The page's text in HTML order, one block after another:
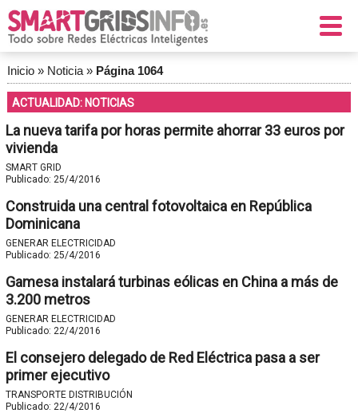
Inicio» Noticia» Página 1064
ACTUALIDAD: NOTICIAS
La nueva tarifa por horas permite ahorrar 33 euros por
vivienda
SMART GRID
Publicado: 25/4/2016
Construida una central fotovoltaica en República
Dominicana
GENERAR ELECTRICIDAD
Publicado: 25/4/2016
Gamesa instalará turbinas eólicas en China a más de
3.200 metros
GENERAR ELECTRICIDAD
Publicado: 22/4/2016
El consejero delegado de Red Eléctrica pasa a ser
primer ejecutivo
TRANSPORTE DISTRIBUCIÓN
Publicado: 22/4/2016